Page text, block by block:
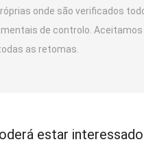
onde são verificados
de controlo. Aceitamos
as retomas.
estar